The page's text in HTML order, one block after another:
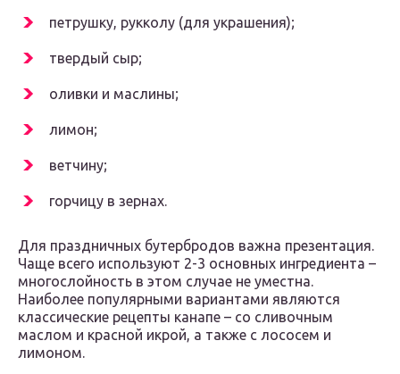
петрушку, рукколу (для украшения);
твердый сыр;
оливки и маслины;
лимон;
ветчину;
горчицу в зернах.
Для праздничных бутербродов важна презентация.
Чаще всего используют 2-3 основных ингредиента –
многослойность в этом случае не уместна.
Наиболее популярными вариантами являются
классические рецепты канапе – со сливочным
маслом и красной икрой, а также с лососем и
лимоном.